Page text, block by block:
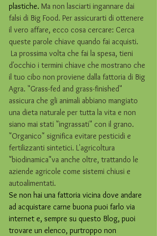
plastiche. Ma non lasciarti ingannare dai
falsi di Big Food. Per assicurarti di ottenere
il vero affare, ecco cosa cercare: Cerca
queste parole chiave quando fai acquisti.
La prossima volta che fai la spesa, tieni
d'occhio i termini chiave che mostrano che
il tuo cibo non proviene dalla fattoria di Big
Agra. "Grass-fed and grass-finished"
assicura che gli animali abbiano mangiato
una dieta naturale per tutta la vita e non
siano mai stati "ingrassati" con il grano.
"Organico" significa evitare pesticidi e
fertilizzanti sintetici. L'agricoltura
"biodinamica"va anche oltre, trattando le
aziende agricole come sistemi chiusi e
autoalimentati.
Se non hai una fattoria vicina dove andare
ad acquistare carne buona puoi farlo via
internet e, sempre su questo Blog, puoi
trovare un elenco, purtroppo non